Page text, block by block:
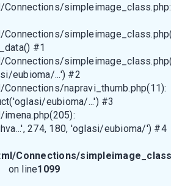
#1
eubioma/...') #2
napravi_thumb.php(11):
eubioma/...') #3
274, 180, 'oglasi/eubioma/') #4
Connections/
on line1099